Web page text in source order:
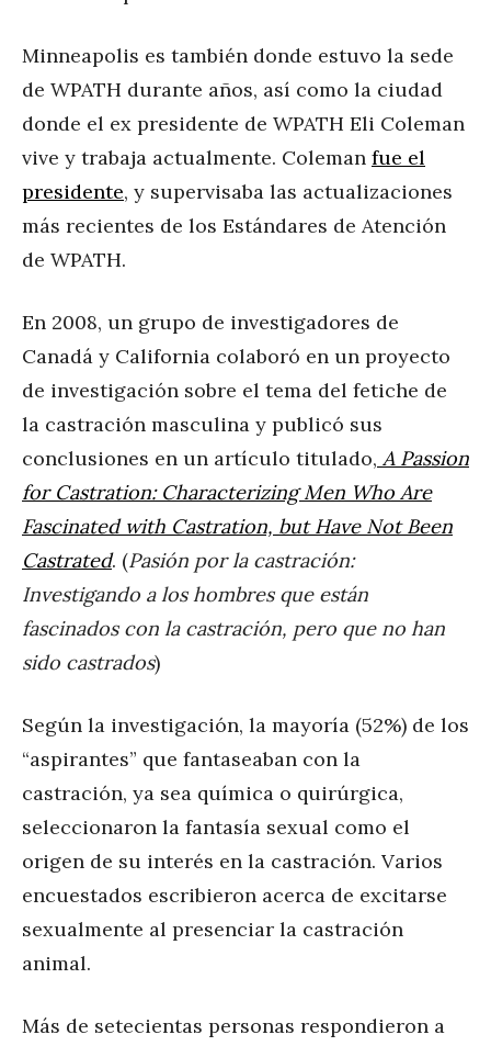
Minneapolis es también donde estuvo la sede
de WPATH durante años, así como la ciudad
donde el ex presidente de WPATH Eli Coleman
vive y trabaja actualmente. Coleman fue el
presidente, y supervisaba las actualizaciones
más recientes de los Estándares de Atención
de WPATH.
En 2008, un grupo de investigadores de
Canadá y California colaboró en un proyecto
de investigación sobre el tema del fetiche de
la castración masculina y publicó sus
conclusiones en un artículo titulado, A Passion
for Castration: Characterizing Men Who Are
Fascinated with Castration, but Have Not Been
Castrated. (Pasión por la castración:
Investigando a los hombres que están
fascinados con la castración, pero que no han
sido castrados)
Según la investigación, la mayoría (52%) de los
“aspirantes” que fantaseaban con la
castración, ya sea química o quirúrgica,
seleccionaron la fantasía sexual como el
origen de su interés en la castración. Varios
encuestados escribieron acerca de excitarse
sexualmente al presenciar la castración
animal.
Más de setecientas personas respondieron a